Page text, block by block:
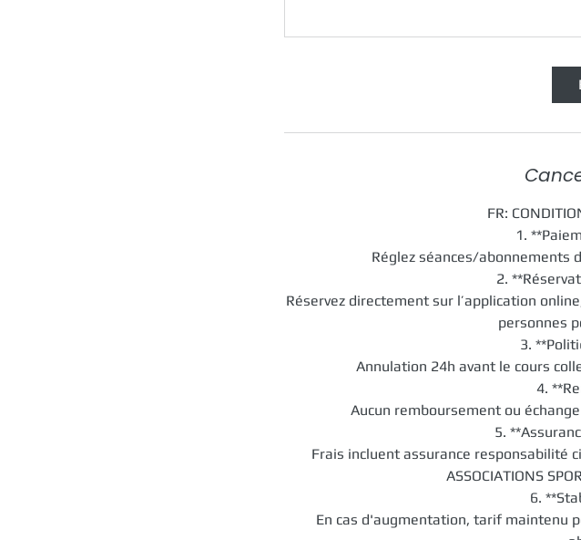
FR:
1.
Réglez séances/abonnements
2.
Réservez directement sur l’application
personnes
3.
Annulation 24h avant le cours
4.
Aucun remboursement ou
5.
Frais incluent assurance responsabilité
ASSOCIATIONS
6.
En cas d'augmentation, tarif maintenu